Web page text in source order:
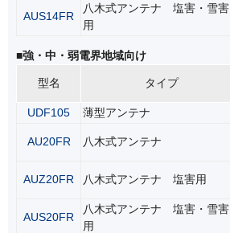
AUS14FR
八木式アンテナ 塩害・雪害
用
■強・中・弱電界地域向け
型名 タイプ
UDF105 薄型アンテナ
AU20FR 八木式アンテナ
AUZ20FR 八木式アンテナ 塩害用
AUS20FR
八木式アンテナ 塩害・雪害
用